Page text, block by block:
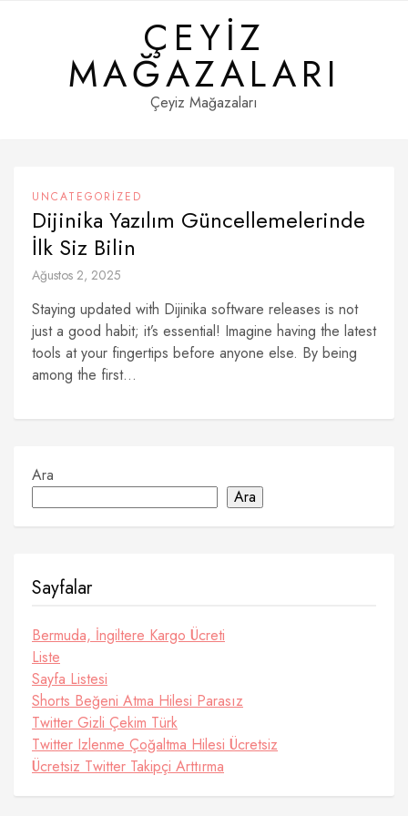
ÇEYIZ
MAĞAZALARI
Çeyiz Mağazaları
UNCATEGORIZED
Dijinika Yazılım Güncellemelerinde
İlk Siz Bilin
Ağustos 2, 2025
Staying updated with Dijinika software releases is not
just a good habit; it’s essential! Imagine having the latest
tools at your fingertips before anyone else. By being
among the first...
Ara
Ara
Sayfalar
Bermuda, İngiltere Kargo Ücreti
Liste
Sayfa Listesi
Shorts Beğeni Atma Hilesi Parasız
Twitter Gizli Çekim Türk
Twitter Izlenme Çoğaltma Hilesi Ücretsiz
Ücretsiz Twitter Takipçi Arttırma